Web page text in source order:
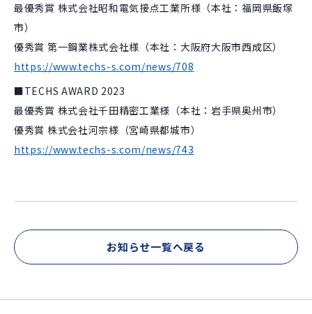
最優秀賞 株式会社昭和電気接点工業所様（本社：福岡県飯塚
市）
優秀賞 第一鋼業株式会社様（本社：大阪府大阪市西成区）
https://www.techs-s.com/news/708
■TECHS AWARD 2023
最優秀賞 株式会社千田精密工業様（本社：岩手県奥州市）
優秀賞 株式会社河宗様（宮崎県都城市）
https://www.techs-s.com/news/743
お知らせ一覧へ戻る